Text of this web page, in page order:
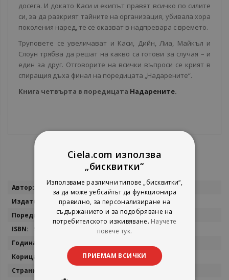
досега. И докато Каси и екипът правят всичко по силите
си, за да разкрият тайните на организация, убивала хора
поколения наред, те се оказват в надпревара с времето.
Труповете се увеличават и Каси, Дийн, Лиа, Майкъл и
Слоун трябва да решат на какво са готови за случая – и
един за друг. Отговорите на всички въпроси се крият в
спиращия дъха финал на поредицата „Надарените“.
Книга четвърта в поредицата Надарените.
Повече
Дженифър Лин Барнс
Егмонт
Надарените
Ciela.com използва
„бисквитки“
Използваме различни типове „бисквитки“,
за да може уебсайтът да функционира
правилно, за персонализиране на
съдържанието и за подобряване на
потребителското изживяване. Научете
повече тук.
ПРИЕМАМ ВСИЧКИ